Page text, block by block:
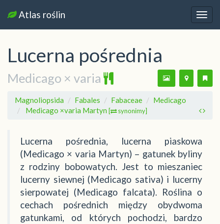
Atlas roślin
Lucerna pośrednia
Medicago × varia
Magnoliopsida Fabales Fabaceae
Medicago
Medicago ×varia Martyn [ synonimy]
Lucerna pośrednia, lucerna piaskowa
(Medicago × varia Martyn) – gatunek byliny
z rodziny bobowatych. Jest to mieszaniec
lucerny siewnej (Medicago sativa) i lucerny
sierpowatej (Medicago falcata). Roślina o
cechach pośrednich między obydwoma
gatunkami, od których pochodzi, bardzo